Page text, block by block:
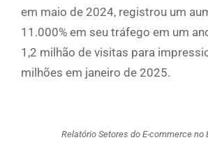
em maio de 2024, registrou um
11.000% em seu tráfego em um
1,2 milhão de visitas para
milhões em janeiro de 2025.
Relatório Setores do E-commerce no